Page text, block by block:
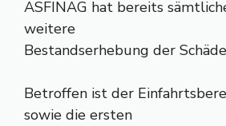
ASFINAG hat bereits
weitere
Bestandserhebung der
Betroffen ist der
sowie die ersten